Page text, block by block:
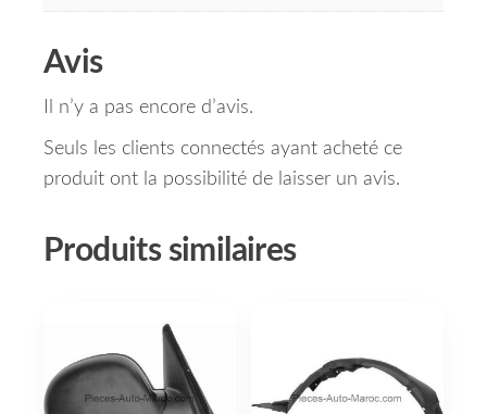
Avis
Il n’y a pas encore d’avis.
Seuls les clients connectés ayant acheté ce
produit ont la possibilité de laisser un avis.
Produits similaires